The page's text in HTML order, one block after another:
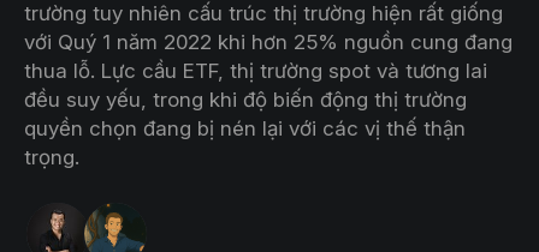
trường tuy nhiên cấu trúc thị trường hiện rất giống
với Quý 1 năm 2022 khi hơn 25% nguồn cung đang
thua lỗ. Lực cầu ETF, thị trường spot và tương lai
đều suy yếu, trong khi độ biến động thị trường
quyền chọn đang bị nén lại với các vị thế thận
trọng.